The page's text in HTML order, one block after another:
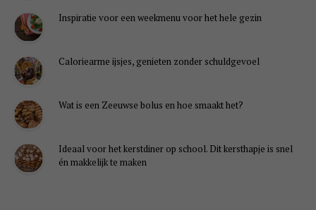
Inspiratie voor een weekmenu voor het hele gezin
Caloriearme ijsjes, genieten zonder schuldgevoel
Wat is een Zeeuwse bolus en hoe smaakt het?
Ideaal voor het kerstdiner op school. Dit kersthapje is snel
én makkelijk te maken